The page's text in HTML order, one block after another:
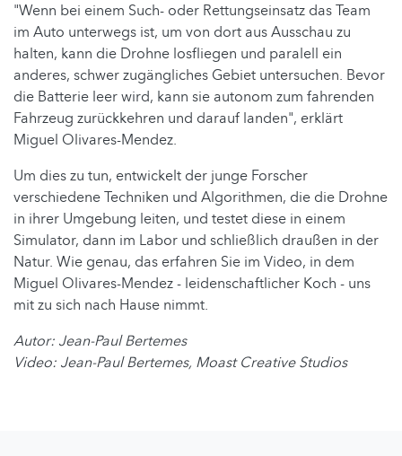
"Wenn bei einem Such- oder Rettungseinsatz das Team
im Auto unterwegs ist, um von dort aus Ausschau zu
halten, kann die Drohne losfliegen und paralell ein
anderes, schwer zugängliches Gebiet untersuchen. Bevor
die Batterie leer wird, kann sie autonom zum fahrenden
Fahrzeug zurückkehren und darauf landen", erklärt
Miguel Olivares-Mendez.
Um dies zu tun, entwickelt der junge Forscher
verschiedene Techniken und Algorithmen, die die Drohne
in ihrer Umgebung leiten, und testet diese in einem
Simulator, dann im Labor und schließlich draußen in der
Natur. Wie genau, das erfahren Sie im Video, in dem
Miguel Olivares-Mendez - leidenschaftlicher Koch - uns
mit zu sich nach Hause nimmt.
Autor: Jean-Paul Bertemes
Video: Jean-Paul Bertemes, Moast Creative Studios